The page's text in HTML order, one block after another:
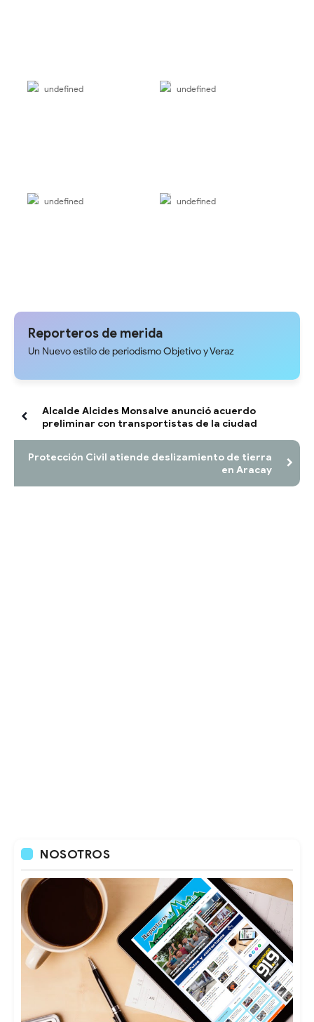
undefined undefined
undefined undefined
Reporteros de merida
Un Nuevo estilo de periodismo Objetivo y Veraz
Alcalde Alcides Monsalve anunció acuerdo
preliminar con transportistas de la ciudad
Protección Civil atiende deslizamiento de tierra
en Aracay
NOSOTROS